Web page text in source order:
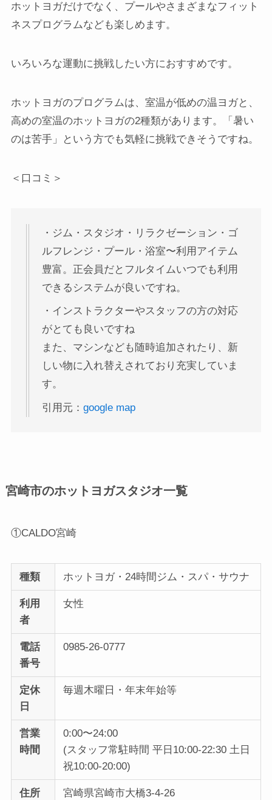
ホットヨガだけでなく、プールやさまざまなフィット
ネスプログラムなども楽しめます。
いろいろな運動に挑戦したい方におすすめです。
ホットヨガのプログラムは、室温が低めの温ヨガと、
高めの室温のホットヨガの2種類があります。「暑い
のは苦手」という方でも気軽に挑戦できそうですね。
＜口コミ＞
・ジム・スタジオ・リラクゼーション・ゴ
ルフレンジ・プール・浴室〜利用アイテム
豊富。正会員だとフルタイムいつでも利用
できるシステムが良いですね。
・インストラクターやスタッフの方の対応
がとても良いですね
また、マシンなども随時追加されたり、新
しい物に入れ替えされており充実していま
す。
引用元： google map
宮崎市のホットヨガスタジオ一覧
①CALDO宮崎
種類 ホットヨガ・24時間ジム・スパ・サウナ
利用
者
女性
電話
番号
0985-26-0777
定休
日
毎週木曜日・年末年始等
営業
時間
0:00〜24:00
(スタッフ常駐時間 平日10:00-22:30 土日
祝10:00-20:00)
住所 宮崎県宮崎市大橋3-4-26